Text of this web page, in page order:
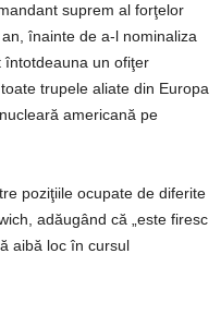
suprem al forţelor
înainte de a-l nominaliza
întotdeauna un ofiţer
trupele aliate din Europa
americană pe
poziţiile ocupate de diferite
adăugând că „este firesc
aibă loc în cursul